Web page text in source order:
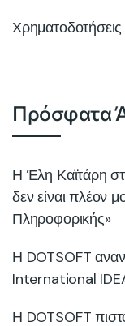
Χρηματοδοτήσεις
Πρόσφατα
Η Έλη Καϊτάρη
δεν είναι πλέον
Πληροφορικής»
Η DOTSOFT
International
Η DOTSOFT